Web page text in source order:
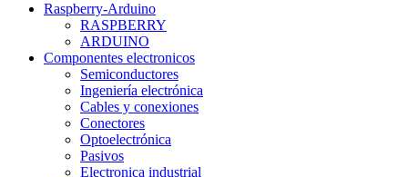
Raspberry-Arduino
RASPBERRY
ARDUINO
Componentes electronicos
Semiconductores
Ingeniería electrónica
Cables y conexiones
Conectores
Optoelectrónica
Pasivos
Electronica industrial